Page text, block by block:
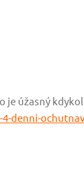
je úžasný
denni-